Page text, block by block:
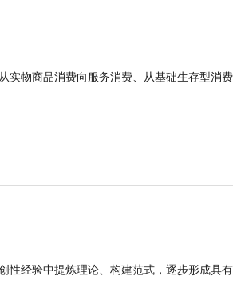
实物商品消费向服务消费、从基础生存型消
性经验中提炼理论、构建范式，逐步形成具